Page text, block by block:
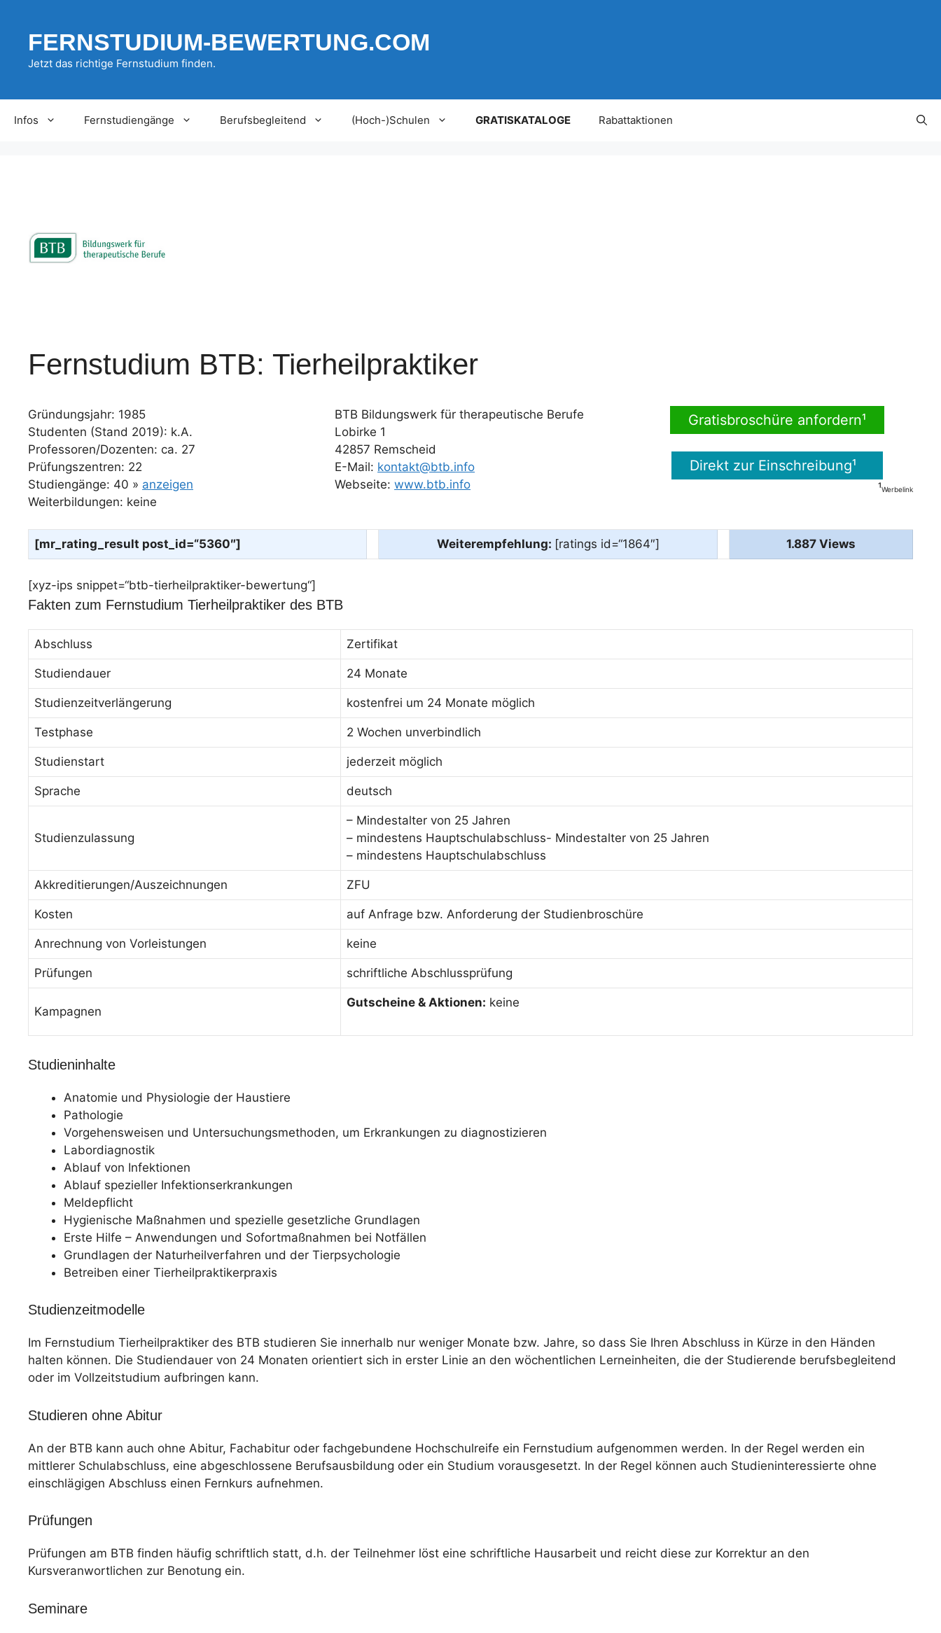
springenFERNSTUDIUM-BEWERTUNG.COM
Jetzt das richtige Fernstudium finden.
Infos Fernstudiengänge Berufsbegleitend (Hoch-)Schulen GRATISKATALOGE Rabattaktionen
Fernstudium BTB: Tierheilpraktiker
Gründungsjahr: 1985
Studenten (Stand 2019): k.A.
Professoren/Dozenten: ca. 27
Prüfungszentren: 22
Studiengänge: 40 » anzeigen
Weiterbildungen: keine
BTB Bildungswerk für therapeutische Berufe
Lobirke 1
42857 Remscheid
E-Mail: kontakt@btb.info
Webseite:www.btb.info
Gratisbroschüre anfordern¹
Direkt zur Einschreibung¹
¹Werbelink
[mr_rating_result post_id=“5360″] Weiterempfehlung: [ratings id=“1864″] 1.887 Views
[xyz-ips snippet=“btb-tierheilpraktiker-bewertung“]
Fakten zum Fernstudium Tierheilpraktiker des BTB
Abschluss Zertifikat
Studiendauer 24 Monate
Studienzeitverlängerung kostenfrei um 24 Monate möglich
Testphase 2 Wochen unverbindlich
Studienstart jederzeit möglich
Sprache deutsch
Studienzulassung
– Mindestalter von 25 Jahren
– mindestens Hauptschulabschluss- Mindestalter von 25 Jahren
– mindestens Hauptschulabschluss
Akkreditierungen/Auszeichnungen ZFU
Kosten auf Anfrage bzw. Anforderung der Studienbroschüre
Anrechnung von Vorleistungen keine
Prüfungen schriftliche Abschlussprüfung
Kampagnen
Gutscheine & Aktionen: keine
Studieninhalte
Anatomie und Physiologie der Haustiere
Pathologie
Vorgehensweisen und Untersuchungsmethoden, um Erkrankungen zu diagnostizieren
Labordiagnostik
Ablauf von Infektionen
Ablauf spezieller Infektionserkrankungen
Meldepflicht
Hygienische Maßnahmen und spezielle gesetzliche Grundlagen
Erste Hilfe – Anwendungen und Sofortmaßnahmen bei Notfällen
Grundlagen der Naturheilverfahren und der Tierpsychologie
Betreiben einer Tierheilpraktikerpraxis
Studienzeitmodelle
Im Fernstudium Tierheilpraktiker des BTB studieren Sie innerhalb nur weniger Monate bzw. Jahre, so dass Sie Ihren Abschluss in Kürze in den Händen
halten können. Die Studiendauer von 24 Monaten orientiert sich in erster Linie an den wöchentlichen Lerneinheiten, die der Studierende berufsbegleitend
oder im Vollzeitstudium aufbringen kann.
Studieren ohne Abitur
An der BTB kann auch ohne Abitur, Fachabitur oder fachgebundene Hochschulreife ein Fernstudium aufgenommen werden. In der Regel werden ein
mittlerer Schulabschluss, eine abgeschlossene Berufsausbildung oder ein Studium vorausgesetzt. In der Regel können auch Studieninteressierte ohne
einschlägigen Abschluss einen Fernkurs aufnehmen.
Prüfungen
Prüfungen am BTB finden häufig schriftlich statt, d.h. der Teilnehmer löst eine schriftliche Hausarbeit und reicht diese zur Korrektur an den
Kursveranwortlichen zur Benotung ein.
Seminare